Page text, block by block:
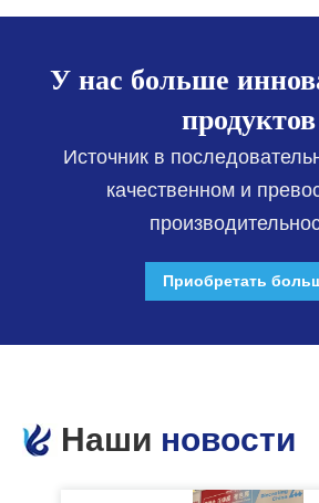
У нас больше
продуктов
Источник в
качественном и
Приобретать
Наши новости